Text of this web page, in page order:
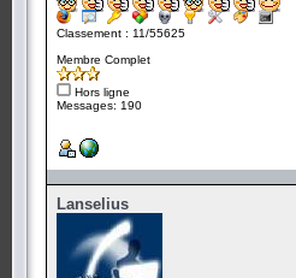
Classement : 11/55625
Membre Complet
Hors ligne
Messages: 190
Lanselius